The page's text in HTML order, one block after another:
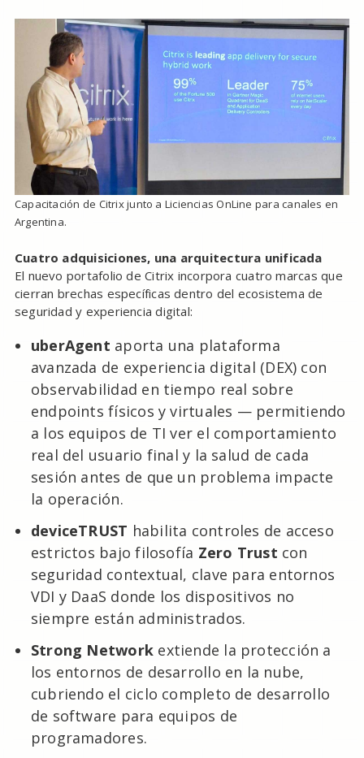
Capacitación de Citrix junto a Liciencias OnLine para canales en
Argentina.
Cuatro adquisiciones, una arquitectura unificada
El nuevo portafolio de Citrix incorpora cuatro marcas que
cierran brechas específicas dentro del ecosistema de
seguridad y experiencia digital:
uberAgent aporta una plataforma
avanzada de experiencia digital (DEX) con
observabilidad en tiempo real sobre
endpoints físicos y virtuales — permitiendo
a los equipos de TI ver el comportamiento
real del usuario final y la salud de cada
sesión antes de que un problema impacte
la operación.
deviceTRUST habilita controles de acceso
estrictos bajo filosofía Zero Trust con
seguridad contextual, clave para entornos
VDI y DaaS donde los dispositivos no
siempre están administrados.
Strong Network extiende la protección a
los entornos de desarrollo en la nube,
cubriendo el ciclo completo de desarrollo
de software para equipos de
programadores.